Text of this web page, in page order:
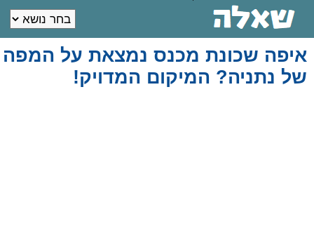
איפה שכונת מכנס נמצאת על המפה
של נתניה? המיקום המדויק!